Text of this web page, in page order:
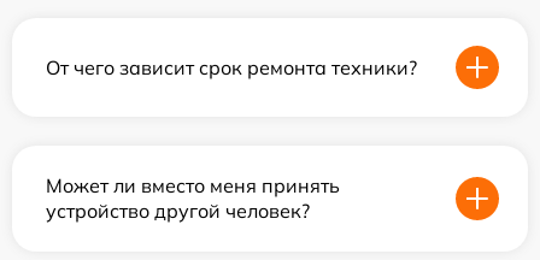
От чего зависит срок ремонта техники?
Может ли вместо меня принять
устройство другой человек?